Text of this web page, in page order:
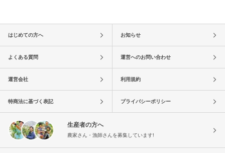
はじめての方へ お知らせ
よくある質問 運営へのお問い合わせ
運営会社 利用規約
特商法に基づく表記 プライバシーポリシー
生産者の方へ
農家さん・漁師さんを募集しています!